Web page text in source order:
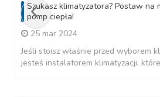
Szukasz klimatyzatora? Postaw na
pomp ciepła!
25 mar 2024
Jeśli stoisz właśnie przed wyborem
jesteś instalatorem klimatyzacji,